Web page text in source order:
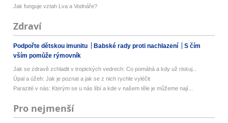
Jak funguje vztah Lva a Vodnáře?
Zdraví
Podpořte dětskou imunitu Babské rady proti nachlazení
S čím
vším pomůže rýmovník
Jak se zdravě zchladit v tropických vedrech: Co pomáhá a kdy už riskuj...
Úpal a úžeh: Jak je poznat a jak se z nich rychle vyléčit
Parazité v nás: Kterým se u nás líbí a kde v našem těle je můžeme nají...
Pro nejmenší